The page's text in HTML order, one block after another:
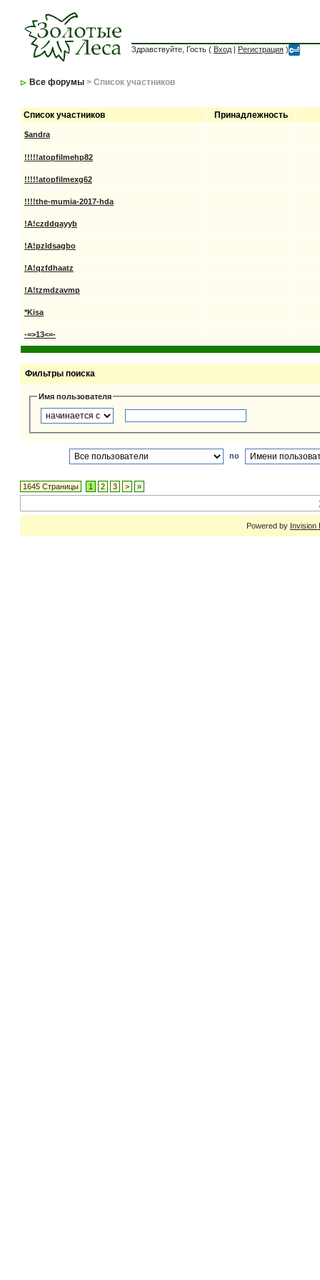
Здравствуйте, Гость ( Вход | Регистрация )
Все форумы > Список участников
Список участников Принадлежность
$andra
!!!!!atopfilmehp82
!!!!!atopfilmexg62
!!!!the-mumia-2017-hda
!A!czddqayyb
!A!pzldsagbo
!A!qzfdhaatz
!A!tzmdzavmp
*Kisa
-=>13<=-
Фильтры поиска
Имя пользователя
по
1645 Страницы 1 2 3 > »
Powered by Invision